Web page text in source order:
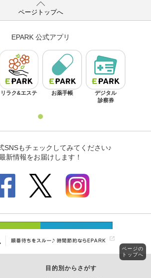
ページトップへ
目的別からさがす
ページの
トップへ